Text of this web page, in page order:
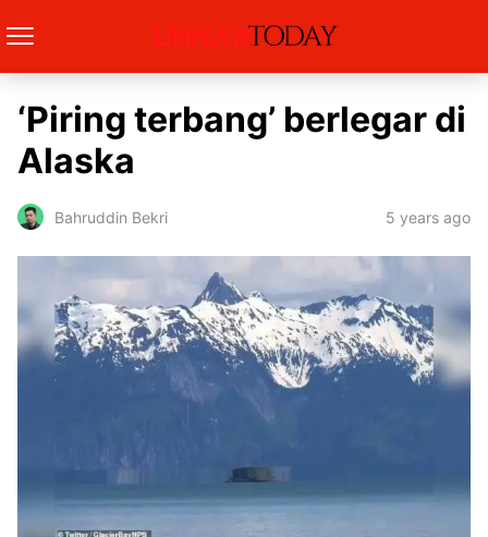
‘Piring terbang’ berlegar di
Alaska
Bahruddin Bekri 5 years ago